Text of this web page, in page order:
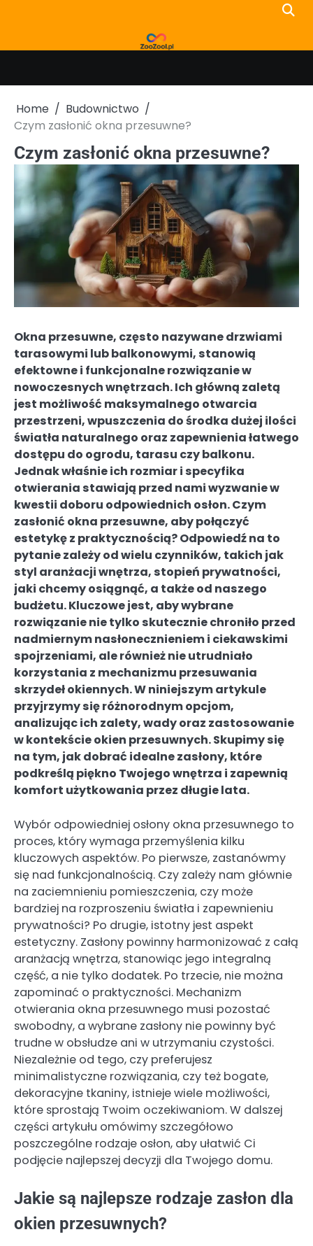
Home
Budownictwo
Czym zasłonić okna przesuwne?
Czym zasłonić okna przesuwne?
Okna przesuwne, często nazywane drzwiami
tarasowymi lub balkonowymi, stanowią
efektowne i funkcjonalne rozwiązanie w
nowoczesnych wnętrzach. Ich główną zaletą
jest możliwość maksymalnego otwarcia
przestrzeni, wpuszczenia do środka dużej ilości
światła naturalnego oraz zapewnienia łatwego
dostępu do ogrodu, tarasu czy balkonu.
Jednak właśnie ich rozmiar i specyfika
otwierania stawiają przed nami wyzwanie w
kwestii doboru odpowiednich osłon. Czym
zasłonić okna przesuwne, aby połączyć
estetykę z praktycznością? Odpowiedź na to
pytanie zależy od wielu czynników, takich jak
styl aranżacji wnętrza, stopień prywatności,
jaki chcemy osiągnąć, a także od naszego
budżetu. Kluczowe jest, aby wybrane
rozwiązanie nie tylko skutecznie chroniło przed
nadmiernym nasłonecznieniem i ciekawskimi
spojrzeniami, ale również nie utrudniało
korzystania z mechanizmu przesuwania
skrzydeł okiennych. W niniejszym artykule
przyjrzymy się różnorodnym opcjom,
analizując ich zalety, wady oraz zastosowanie
w kontekście okien przesuwnych. Skupimy się
na tym, jak dobrać idealne zasłony, które
podkreślą piękno Twojego wnętrza i zapewnią
komfort użytkowania przez długie lata.
Wybór odpowiedniej osłony okna przesuwnego to
proces, który wymaga przemyślenia kilku
kluczowych aspektów. Po pierwsze, zastanówmy
się nad funkcjonalnością. Czy zależy nam głównie
na zaciemnieniu pomieszczenia, czy może
bardziej na rozproszeniu światła i zapewnieniu
prywatności? Po drugie, istotny jest aspekt
estetyczny. Zasłony powinny harmonizować z całą
aranżacją wnętrza, stanowiąc jego integralną
część, a nie tylko dodatek. Po trzecie, nie można
zapominać o praktyczności. Mechanizm
otwierania okna przesuwnego musi pozostać
swobodny, a wybrane zasłony nie powinny być
trudne w obsłudze ani w utrzymaniu czystości.
Niezależnie od tego, czy preferujesz
minimalistyczne rozwiązania, czy też bogate,
dekoracyjne tkaniny, istnieje wiele możliwości,
które sprostają Twoim oczekiwaniom. W dalszej
części artykułu omówimy szczegółowo
poszczególne rodzaje osłon, aby ułatwić Ci
podjęcie najlepszej decyzji dla Twojego domu.
Jakie są najlepsze rodzaje zasłon dla
okien przesuwnych?